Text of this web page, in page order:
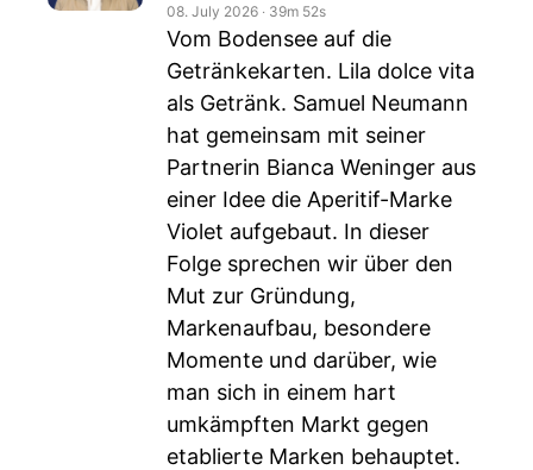
08. July 2026 ‧ 39m 52s
Vom Bodensee auf die
Getränkekarten. Lila dolce vita
als Getränk. Samuel Neumann
hat gemeinsam mit seiner
Partnerin Bianca Weninger aus
einer Idee die Aperitif-Marke
Violet aufgebaut. In dieser
Folge sprechen wir über den
Mut zur Gründung,
Markenaufbau, besondere
Momente und darüber, wie
man sich in einem hart
umkämpften Markt gegen
etablierte Marken behauptet.